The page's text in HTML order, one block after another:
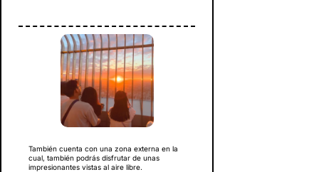
También cuenta con una zona externa en la
cual, también podrás disfrutar de unas
impresionantes vistas al aire libre.